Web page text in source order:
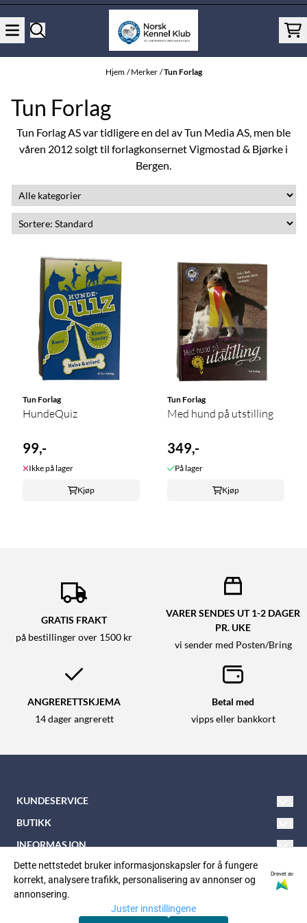
Hjem /Merker /Tun Forlag
Tun Forlag
Tun Forlag AS var tidligere en del avTun MediaAS, men ble
våren 2012 solgt til forlagkonsernetVigmostad & Bjørke i
Bergen.
Tun Forlag
HundeQuiz
99,-
Ikke på lager
Kjøp
Tun Forlag
Med hund på utstilling
349,-
På lager
Kjøp
GRATIS FRAKT
på bestillinger over 1500 kr
VARER SENDES UT 1-2 DAGER
PR. UKE
vi sender med Posten/Bring
ANGRERETTSKJEMA
14 dager angrerett
Betal med
vipps eller bankkort
KUNDESERVICE
Tlf: 21 600 900
Nordåsveien 5
1252 Oslo
Org. nr: 937125577
BUTIKK
Vilkår
Kontakt oss
Opprett konto
INFORMASJON
Om oss
Nyhetsbrev
FØLG OSS
Facebook
Dette nettstedet bruker informasjonskapsler for å fungere
korrekt, analysere trafikk, personalisering av annonser og
annonsering.
Drevet av
Juster innstillingene